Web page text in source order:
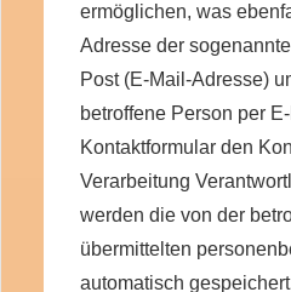
ermöglichen, was
Adresse der
Post (E-Mail-Adresse)
betroffene Person per
Kontaktformular den
Verarbeitung
werden die von der
übermittelten
automatisch